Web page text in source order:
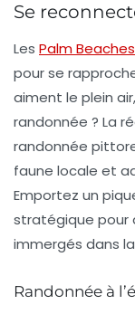
Se
Les Palm Beaches
pour se
aiment le plein
randonnée ? La
randonnée
faune locale et
Emportez un
stratégique pour
immergés dans
Randonnée à